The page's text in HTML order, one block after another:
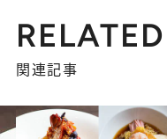
関連記事